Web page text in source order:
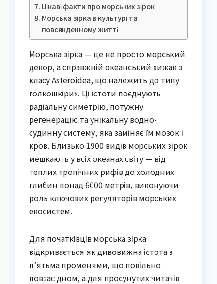
Цікаві факти про морських зірок
Морська зірка в культурі та
повсякденному житті
Морська зірка — це не просто морський
декор, а справжній океанський хижак з
класу Asteroidea, що належить до типу
голкошкірих. Ці істоти поєднують
радіальну симетрію, потужну
регенерацію та унікальну водно-
судинну систему, яка заміняє їм мозок і
кров. Близько 1900 видів морських зірок
мешкають у всіх океанах світу — від
теплих тропічних рифів до холодних
глибин понад 6000 метрів, виконуючи
роль ключових регуляторів морських
екосистем.
Для початківців морська зірка
відкривається як дивовижна істота з
п’ятьма променями, що повільно
повзає дном, а для просунутих читачів